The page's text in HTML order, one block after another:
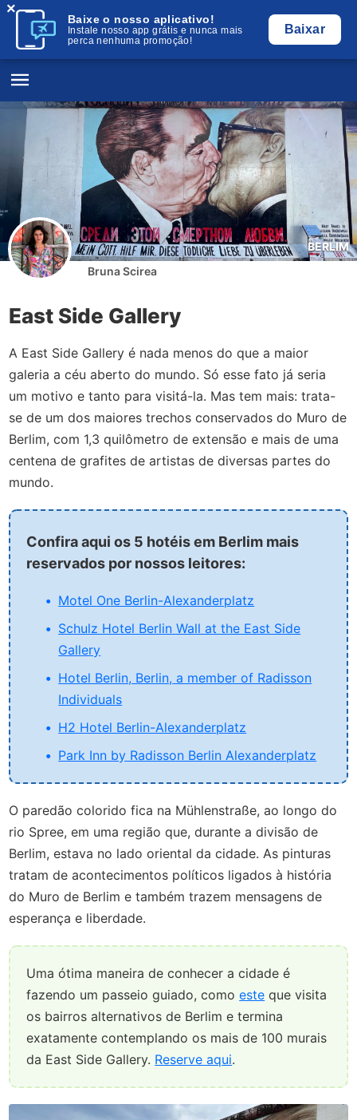
Baixe o nosso aplicativo!
Instale nosso app grátis e nunca mais
perca nenhuma promoção!
Baixar
×
BERLIM
Bruna Scirea
East Side Gallery
A East Side Gallery é nada menos do que a maior
galeria a céu aberto do mundo. Só esse fato já seria
um motivo e tanto para visitá-la. Mas tem mais: trata-
se de um dos maiores trechos conservados do Muro de
Berlim, com 1,3 quilômetro de extensão e mais de uma
centena de grafites de artistas de diversas partes do
mundo.
Confira aqui os 5 hotéis em Berlim mais
reservados por nossos leitores:
Motel One Berlin-Alexanderplatz
Schulz Hotel Berlin Wall at the East Side
Gallery
Hotel Berlin, Berlin, a member of Radisson
Individuals
H2 Hotel Berlin-Alexanderplatz
Park Inn by Radisson Berlin Alexanderplatz
O paredão colorido fica na Mühlenstraße, ao longo do
rio Spree, em uma região que, durante a divisão de
Berlim, estava no lado oriental da cidade. As pinturas
tratam de acontecimentos políticos ligados à história
do Muro de Berlim e também trazem mensagens de
esperança e liberdade.
Uma ótima maneira de conhecer a cidade é
fazendo um passeio guiado, comoeste que visita
os bairros alternativos de Berlim e termina
exatamente contemplando os mais de 100 murais
da East Side Gallery. Reserve aqui.